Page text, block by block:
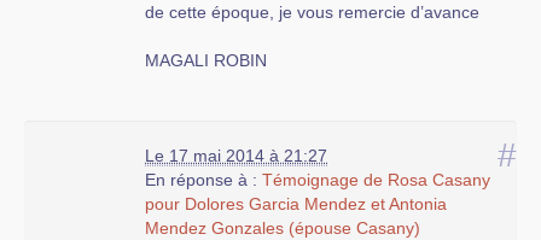
de cette époque, je vous remercie d’avance
MAGALI ROBIN
#
Le 17 mai 2014 à 21:27
En réponse à : Témoignage de Rosa Casany
pour Dolores Garcia Mendez et Antonia
Mendez Gonzales (épouse Casany)